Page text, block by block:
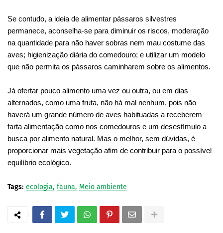
Se contudo, a ideia de alimentar pássaros silvestres
permanece, aconselha-se para diminuir os riscos, moderação
na quantidade para não haver sobras nem mau costume das
aves; higienização diária do comedouro; e utilizar um modelo
que não permita os pássaros caminharem sobre os alimentos.
Já ofertar pouco alimento uma vez ou outra, ou em dias
alternados, como uma fruta, não há mal nenhum, pois não
haverá um grande número de aves habituadas a receberem
farta alimentação como nos comedouros e um desestímulo a
busca por alimento natural. Mas o melhor, sem dúvidas, é
proporcionar mais vegetação afim de contribuir para o possível
equilíbrio ecológico.
Tags: ecologia fauna Meio ambiente